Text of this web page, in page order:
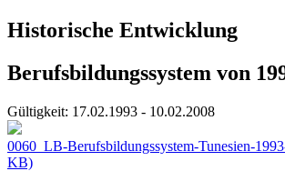
Historische Entwicklung
Berufsbildungssystem von
Gültigkeit: 17.02.1993 - 10.02.2008
0060_LB-Berufsbildungssystem-Tunesien-
KB)